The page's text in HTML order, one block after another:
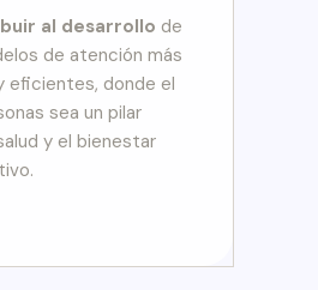
al desarrollo de
de atención más
eficientes, donde el
sea un pilar
y el bienestar